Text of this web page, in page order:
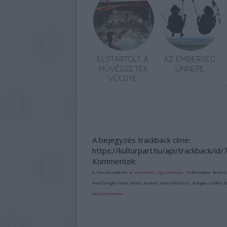
ELSTARTOLT A
MŰVÉSZETEK
VÖLGYE
AZ EMBERSÉG
ÜNNEPE
A bejegyzés trackback címe:
https://kulturpart.hu/api/trackback/id/
Kommentek:
A hozzászólások avonatkozó jogszabályok értelmében
felelősséget nem vállal, azokat nem ellenőrzi. Kifogás esetén
tájékoztatóban